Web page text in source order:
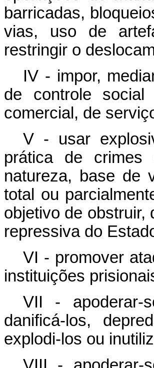
barricadas,
vias, uso de
restringir o
IV - impor,
de controle
comercial, de
V - usar
prática de crimes
natureza, base de
total ou
objetivo de obstruir,
repressiva do
VI - promover
instituições
VII - apoderar-
danificá-los,
explodi-los ou